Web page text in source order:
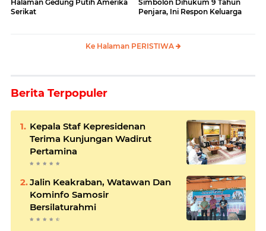
Halaman Gedung Putih Amerika
Serikat
Simbolon Dihukum 9 Tahun
Penjara, Ini Respon Keluarga
Ke Halaman PERISTIWA
Berita Terpopuler
Kepala Staf Kepresidenan
Terima Kunjungan Wadirut
Pertamina
Jalin Keakraban, Watawan Dan
Kominfo Samosir
Bersilaturahmi